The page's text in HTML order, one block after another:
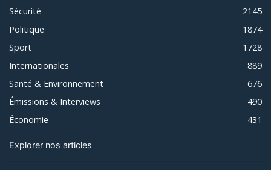
Sécurité
2145
Politique
1874
Sport
1728
Internationales
889
Santé & Environnement
676
Émissions & Interviews
490
Économie
431
Explorer nos articles